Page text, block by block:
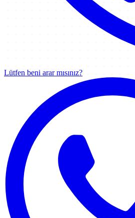
Lütfen beni arar mısınız?